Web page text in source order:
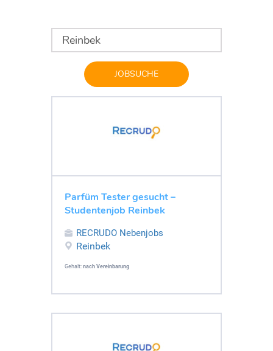
JOBSUCHE
Parfüm Tester gesucht –
Studentenjob Reinbek
RECRUDO Nebenjobs
Reinbek
Gehalt: nach Vereinbarung